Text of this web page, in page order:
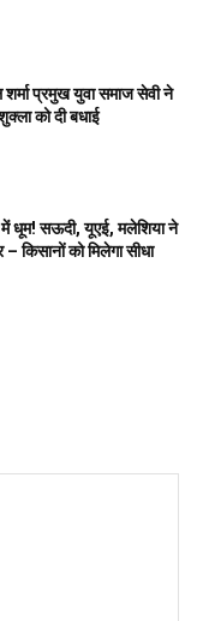
शर्मा प्रमुख युवा समाज सेवी ने
को दी बधाई
धूम! सऊदी, यूएई, मलेशिया ने
किसानों को मिलेगा सीधा